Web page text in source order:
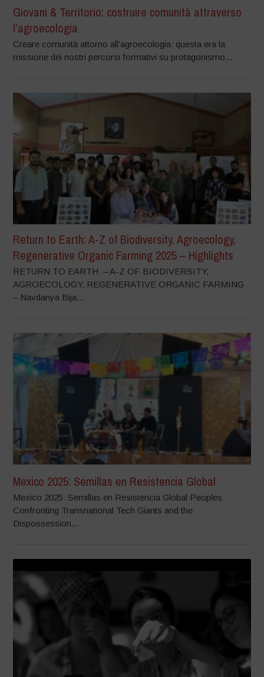
Giovani & Territorio: costruire comunità attraverso
l’agroecologia
Creare comunità attorno all’agroecologia: questa era la
missione dei nostri percorsi formativi su protagonismo...
Return to Earth: A-Z of Biodiversity, Agroecology,
Regenerative Organic Farming 2025 – Highlights
RETURN TO EARTH – A-Z OF BIODIVERSITY,
AGROECOLOGY, REGENERATIVE ORGANIC FARMING
– Navdanya Bija...
Mexico 2025: Semillas en Resistencia Global
Mexico 2025: Semillas en Resistencia Global Peoples
Confronting Transnational Tech Giants and the
Dispossession...